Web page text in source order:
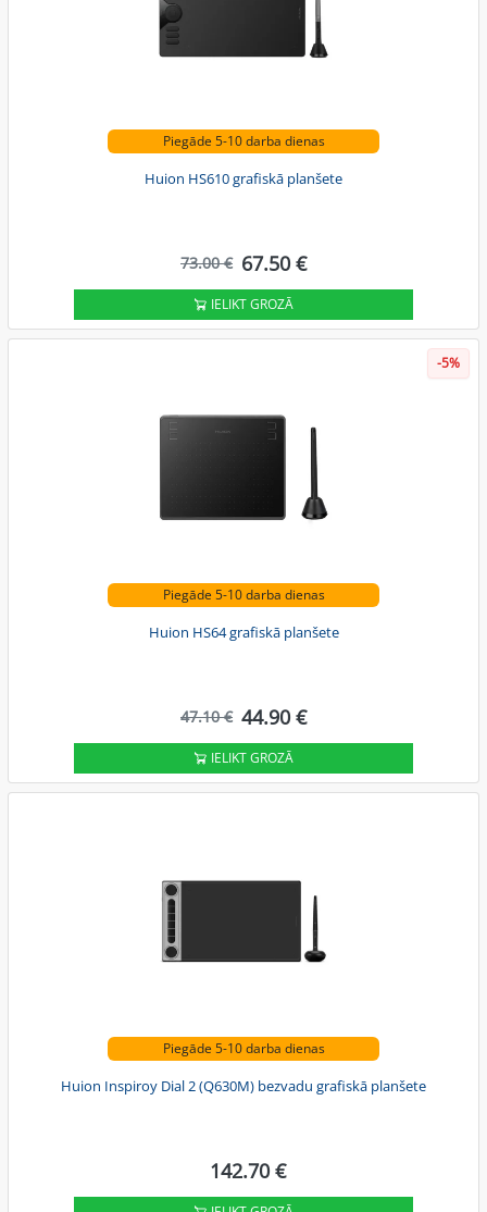
Piegāde 5-10 darba dienas
Huion HS610 grafiskā planšete
73.00 € 67.50 €
IELIKT GROZĀ
-5%
Piegāde 5-10 darba dienas
Huion HS64 grafiskā planšete
47.10 € 44.90 €
IELIKT GROZĀ
Piegāde 5-10 darba dienas
Huion Inspiroy Dial 2 (Q630M) bezvadu grafiskā planšete
142.70 €